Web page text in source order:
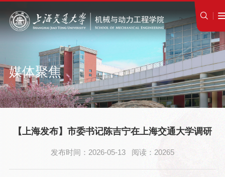
媒体聚焦
【上海发布】市委书记陈吉宁在上海交通大学调研
发布时间：2026-05-13 阅读：20265